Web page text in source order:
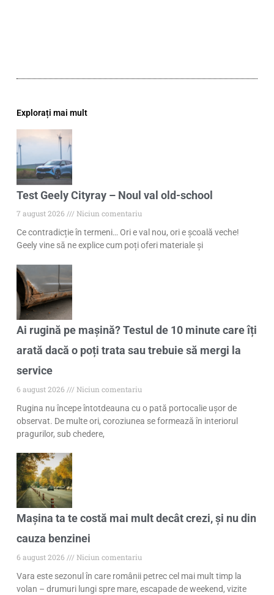
Explorați mai mult
Test Geely Cityray – Noul val old-school
7 august 2026
Niciun comentariu
Ce contradicție în termeni… Ori e val nou, ori e școală veche!
Geely vine să ne explice cum poți oferi materiale și
Ai rugină pe mașină? Testul de 10 minute care îți
arată dacă o poți trata sau trebuie să mergi la
service
6 august 2026
Niciun comentariu
Rugina nu începe întotdeauna cu o pată portocalie ușor de
observat. De multe ori, coroziunea se formează în interiorul
pragurilor, sub chedere,
Mașina ta te costă mai mult decât crezi, și nu din
cauza benzinei
6 august 2026
Niciun comentariu
Vara este sezonul în care românii petrec cel mai mult timp la
volan – drumuri lungi spre mare, escapade de weekend, vizite